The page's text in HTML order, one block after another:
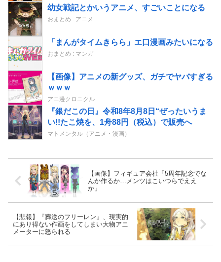
幼女戦記とかいうアニメ、すごいことになる
おまとめ : アニメ
「まんがタイムきらら」エ口漫画みたいになる
おまとめ : マンガ
【画像】アニメの新グッズ、ガチでヤバすぎる
ｗｗｗ
アニ漫クロニクル
『銀だこの日』令和8年8月8日“ぜったいうま
い!!たこ焼を、1舟88円（税込）で販売へ
マトメンタル（アニメ・漫画）
【画像】フィギュア会社「5周年記念でな
んか作るか…メンツはこいつらでええ
か」
【悲報】『葬送のフリーレン』、現実的
にあり得ない作画をしてしまい大物アニ
メーターに怒られる